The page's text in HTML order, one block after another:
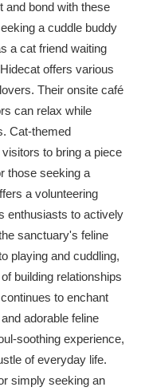
and bond with these
a cuddle buddy
a cat friend waiting
offers various
Their onsite café
can relax while
Cat-themed
to bring a piece
those seeking a
a volunteering
enthusiasts to actively
sanctuary's feline
playing and cuddling,
building relationships
to enchant
adorable feline
soothing experience,
of everyday life.
simply seeking an